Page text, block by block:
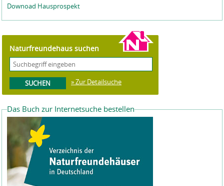
Downoad Hausprospekt
Naturfreundehaus suchen
» Zur Detailsuche
Das Buch zur Internetsuche bestellen